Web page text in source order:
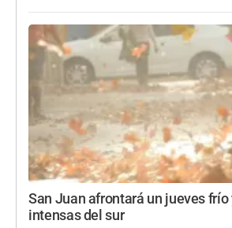
San Juan afrontará un jueves frío
intensas del sur